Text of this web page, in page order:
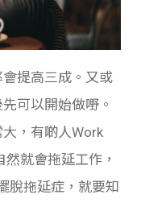
提高三成。又或
可以開始做嘢。
，有啲人Work
就會拖延工作，
脫拖延症，就要知